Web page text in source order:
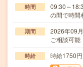
時間
09:30～
の間で時
期間
2026年09
ご相談可
時給 時給1750